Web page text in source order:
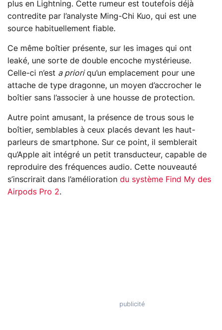
plus en Lightning. Cette rumeur est toutefois déjà
contredite par l’analyste Ming-Chi Kuo, qui est une
source habituellement fiable.
Ce même boîtier présente, sur les images qui ont
leaké, une sorte de double encoche mystérieuse.
Celle-ci n’est a prioriqu’un emplacement pour une
attache de type dragonne, un moyen d’accrocher le
boîtier sans l’associer à une housse de protection.
Autre point amusant, la présence de trous sous le
boîtier, semblables à ceux placés devant les haut-
parleurs de smartphone. Sur ce point, il semblerait
qu’Apple ait intégré un petit transducteur, capable de
reproduire des fréquences audio. Cette nouveauté
s’inscrirait dans l’amélioration du système Find My des
Airpods Pro 2.